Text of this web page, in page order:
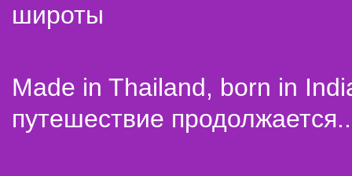
широты
Made in Thailand, born in
путешествие